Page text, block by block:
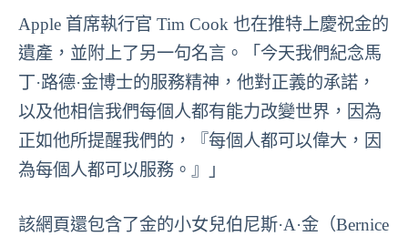
Apple 首席執行官 Tim Cook 也在推特上慶祝金的
遺產，並附上了另一句名言。「今天我們紀念馬
丁·路德·金博士的服務精神，他對正義的承諾，
以及他相信我們每個人都有能力改變世界，因為
正如他所提醒我們的，『每個人都可以偉大，因
為每個人都可以服務。』」
該網頁還包含了金的小女兒伯尼斯·A·金（Bernice